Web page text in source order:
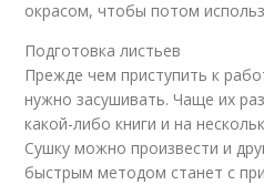
окрасом, чтобы потом
Подготовка листьев
Прежде чем приступить к
нужно засушивать. Чаще их
какой-либо книги и на
Сушку можно произвести и
быстрым методом станет с